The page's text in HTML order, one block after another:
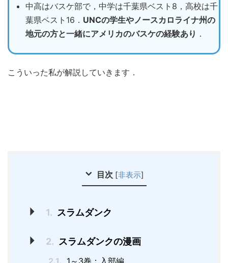
中高はバスケ部で，中学は千葉県ベスト8，高校は千
葉県ベスト16． UNCの学生やノースカロライナ州の
地元の方と一緒にアメリカのバスケの経験あり ．
こういった私が解説していきます．
目次 [非表示]
1. スラムダンク
2. スラムダンクの漫画